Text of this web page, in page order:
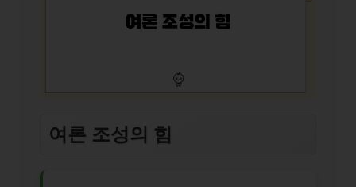
여론 조성의 힘